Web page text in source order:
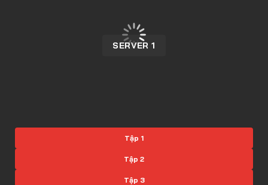
SERVER 1
Tập 1
Tập 2
Tập 3